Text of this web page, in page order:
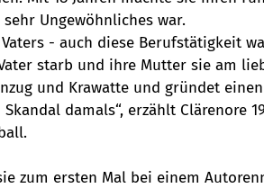
Ungewöhnliches war.
- auch diese Berufstätigkeit
starb und ihre Mutter sie am
und Krawatte und gründet
damals“, erzählt Clärenore
zum ersten Mal bei einem